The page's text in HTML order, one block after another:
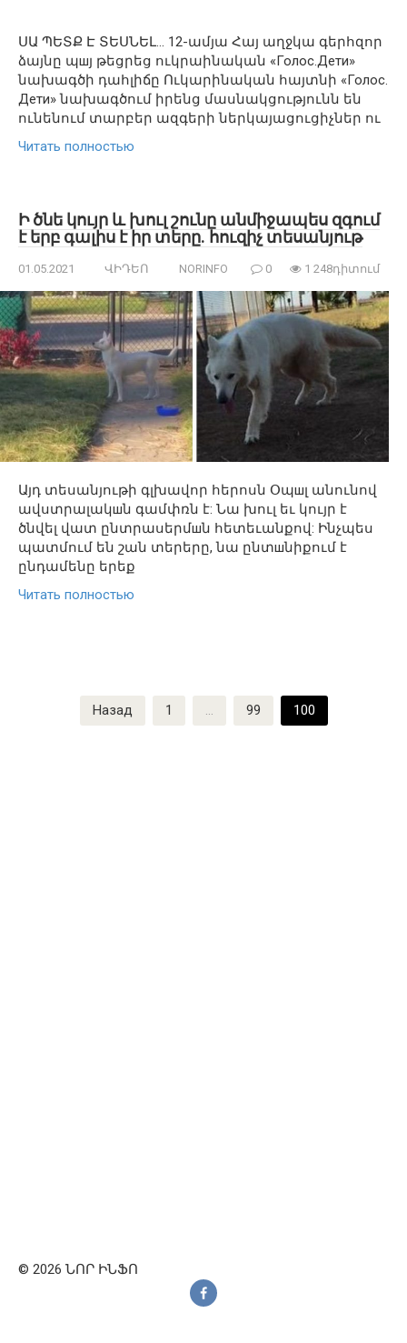
ՍԱ ՊԵՏՔ Է ՏԵՍՆԵԼ… 12-ամյա Հայ աղջկա գերհզոր
ձայնը պшյ թեցրեց ուկրաինական «Голос.Дети»
նախագծի դահլիճը Ուկարինական հայտնի «Голос.
Дети» նախագծում իրենց մասնակցությունն են
ունենում տարբեր ազգերի ներկայացուցիչներ ու
Читать полностью
Ի ծնե կույր և խուլ շունը անմիջապես զգում
է երբ գալիս է իր տերը. հուզիչ տեսանյութ
01.05.2021 ՎԻԴԵՈ NORINFO 0 1 248դիտում
Այդ տեսանյութի գլխավոր հերոսն Օպшլ անունով
ավստրալակшն գամփռն է: Նա խուլ եւ կույր է
ծնվել վատ ընտրասերմшն հետեւանքով: Ինչպես
պատմում են շան տերերը, նա ընտшնիքում է
ընդամենը երեք
Читать полностью
Назад 1 … 99 100
© 2026 ՆՈՐ ԻՆՖՈ